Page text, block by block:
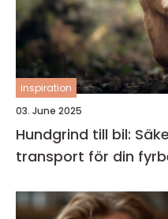
inspiration
03. June 2025
Hundgrind till bil:
transport för din